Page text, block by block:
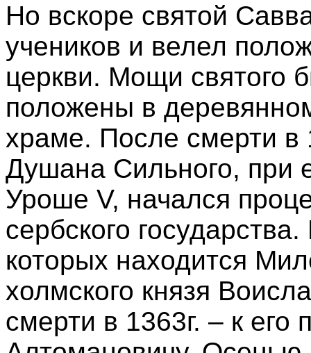
Но вскоре святой
учеников и велел
церкви. Мощи святого
положены в
храме. После смерти в
Душана Сильного, при
Уроше V, начался
сербского
которых находится
холмского князя
смерти в 1363г. – к